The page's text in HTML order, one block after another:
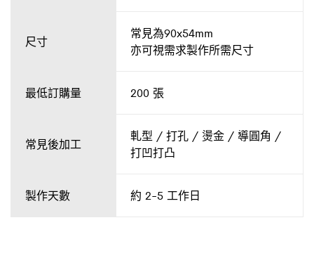
尺寸
常見為90x54mm
亦可視需求製作所需尺寸
最低訂購量 200 張
常見後加工
軋型 / 打孔 / 燙金 / 導圓角 /
打凹打凸
製作天數 約 2-5 工作日